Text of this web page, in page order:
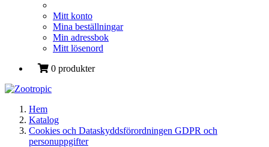
Mitt konto
Mina beställningar
Min adressbok
Mitt lösenord
0 produkter
Hem
Katalog
Cookies och Dataskyddsförordningen GDPR och
personuppgifter